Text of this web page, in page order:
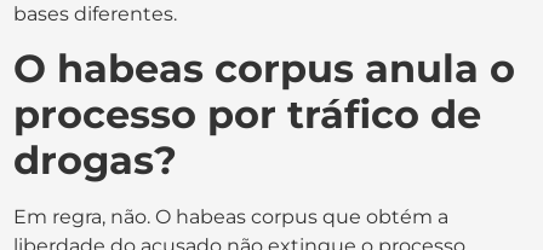
bases diferentes.
O habeas corpus anula o
processo por tráfico de
drogas?
Em regra, não. O habeas corpus que obtém a